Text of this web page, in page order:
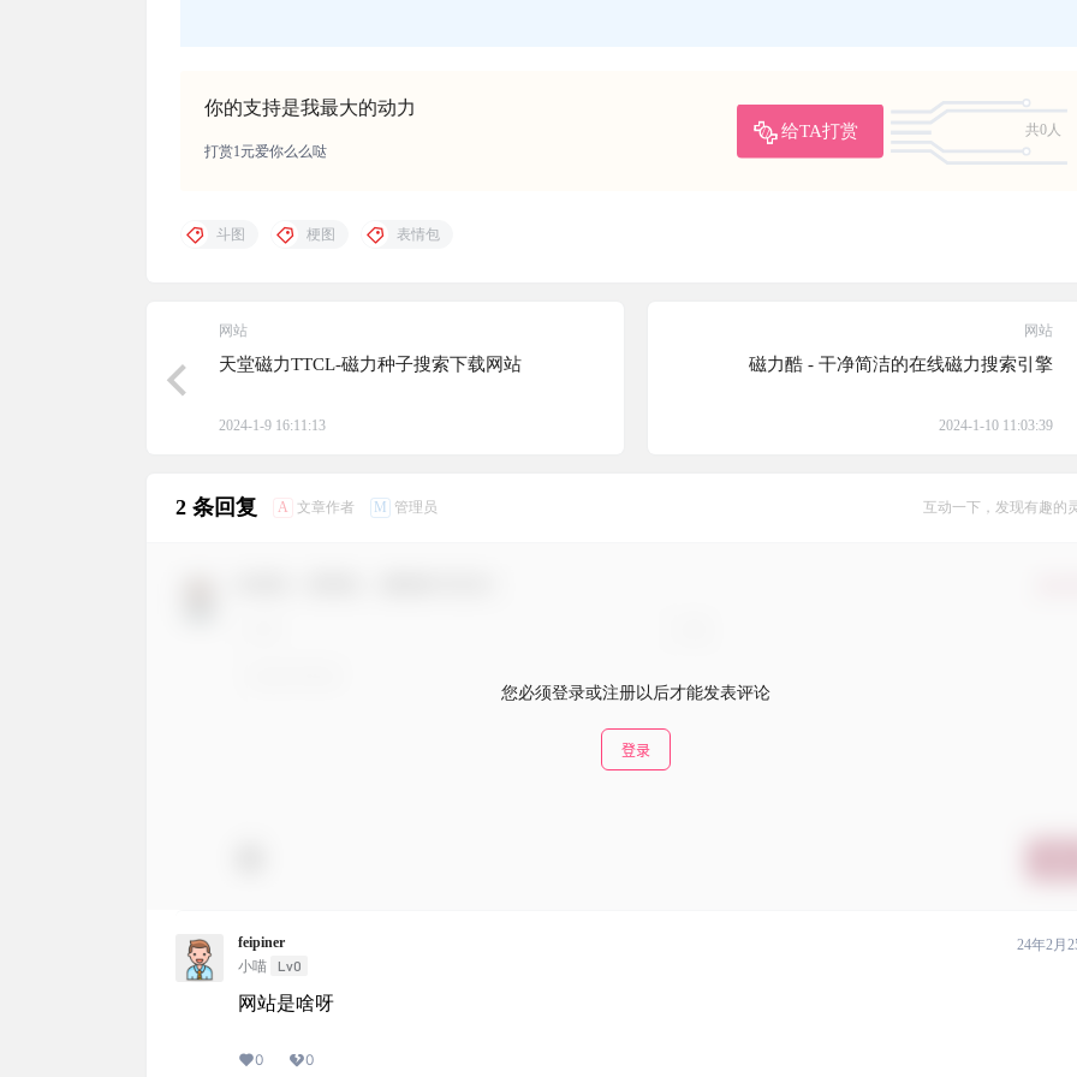
你的支持是我最大的动力
给TA打赏
共0人
打赏1元爱你么么哒
斗图 梗图 表情包
网站
天堂磁力TTCL-磁力种子搜索下载网站
2024-1-9 16:11:13
网站
磁力酷 - 干净简洁的在线磁力搜索引擎
2024-1-10 11:03:39
2 条回复 A 文章作者 M 管理员 互动一下，发现有趣的
您必须登录或注册以后才能发表评论
登录
feipiner
小喵
Lv0
24年2月
网站是啥呀
0 0